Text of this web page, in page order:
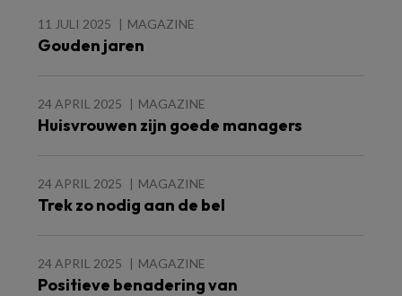
11 JULI 2025 MAGAZINE
Gouden jaren
24 APRIL 2025 MAGAZINE
Huisvrouwen zijn goede managers
24 APRIL 2025 MAGAZINE
Trek zo nodig aan de bel
24 APRIL 2025 MAGAZINE
Positieve benadering van